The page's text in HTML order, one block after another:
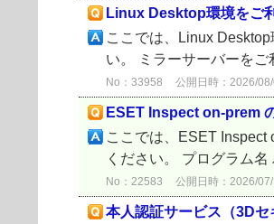
Linux Desktop環境をご
ここでは、Linux
い。 ミラーサーバーを
No：33958 公開日時：2026/
ESET Inspect on-prem
ここでは、ESET
ください。 プログラム
No：22583 公開日時：2026/
本人認証サービス（3Dセ